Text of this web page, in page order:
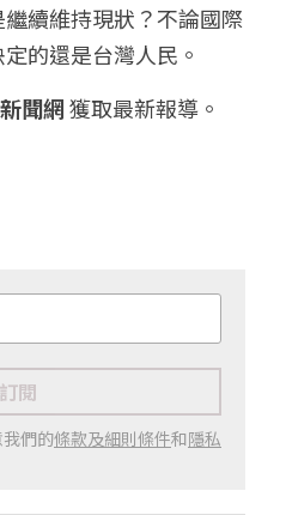
續維持現狀？不論國際
的還是台灣人民。
聞網 獲取最新報導。
訂閱
們的條款及細則條件和隱私